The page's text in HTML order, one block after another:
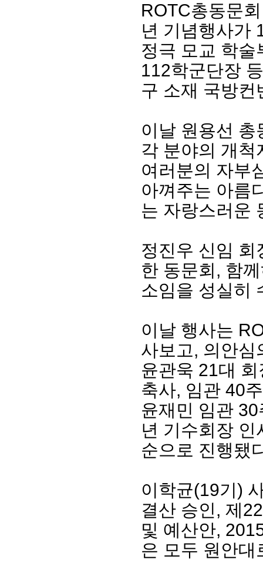
연혁·사업실적
역대 이사장
총동창
지부·
언론에
동창회
포토뉴
영상갤
ROTC총동문
년 기념행사가
정극 모교 학술
112학군단장
구 소재 국방컨
이날 원용선 총
각 분야의 개척
여러분의 자부
아껴주는 아름
는 자랑스러운
정진우 신임 회
한 동문회, 함
소임을 성실히
이날 행사는
사보고, 의안심
윤관욱 21대
축사, 임관 40
윤재민 임관
년 기수회장
순으로 진행됐
이학균(19기)
결산 승인, 제
및 예산안,
은 모두 원안대